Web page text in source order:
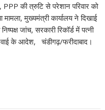
PPP की त्रुटि से परेशान परिवार को
मामला, मुख्यमंत्री कार्यालय ने दिखाई
जांच, सरकारी रिकॉर्ड में पत्नी
के आदेश, चंडीगढ़/फरीदाबाद।